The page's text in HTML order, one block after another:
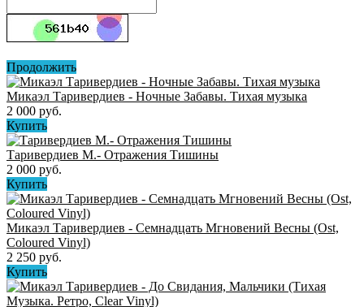
Продолжить
Микаэл Таривердиев - Ночные Забавы. Тихая музыка
2 000 руб.
Купить
Таривердиев М.- Отражения Тишины
2 000 руб.
Купить
Микаэл Таривердиев - Семнадцать Мгновений Весны (Ost,
Coloured Vinyl)
2 250 руб.
Купить